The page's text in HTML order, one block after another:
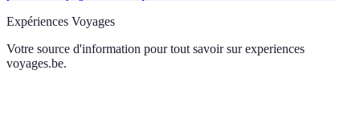
Expériences Voyages
Votre source d'information pour tout savoir sur experiences
voyages.be.